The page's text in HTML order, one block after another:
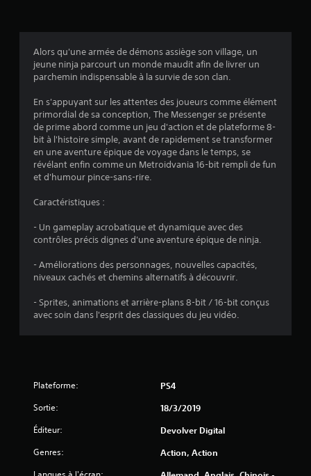
4
.
t
o
l
e
Alors qu'une armée de démons assiège son village, un
jeune ninja parcourt un monde maudit afin de livrer un
parchemin indispensable à la survie de son clan.
En s'appuyant sur les attentes des joueurs comme élément
primordial de sa conception, The Messenger se présente
de prime abord comme un jeu d'action et de plateforme 8-
bit à l'histoire simple, avant de rapidement se transformer
en une aventure épique de voyage dans le temps, se
révélant enfin comme un Metroidvania 16-bit rempli de fun
et d'humour pince-sans-rire.
Caractéristiques :
- Un gameplay acrobatique et dynamique avec des
contrôles précis dignes d'une aventure épique de ninja.
- Améliorations des personnages, nouvelles capacités,
niveaux cachés et chemins alternatifs à découvrir.
- Sprites, animations et arrière-plans 8-bit / 16-bit conçus
avec soin dans l'esprit des classiques du jeu vidéo.
Plateforme: PS4
Sortie: 18/3/2019
Éditeur: Devolver Digital
Genres: Action, Action